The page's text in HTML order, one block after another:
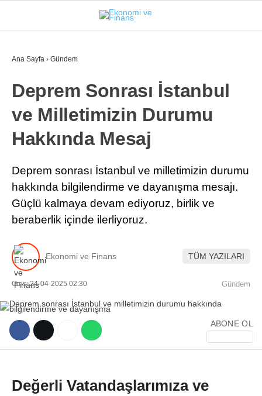
İSTANBUL
GÜNDEM
EKONOMI
FINANS
BORSA
KRIPTO
SEKTÖRLER
OTOMOBIL
Ana Sayfa › Gündem
Deprem Sonrası İstanbul
ve Milletimizin Durumu
Hakkında Mesaj
Deprem sonrası İstanbul ve milletimizin durumu
hakkında bilgilendirme ve dayanışma mesajı.
Güçlü kalmaya devam ediyoruz, birlik ve
beraberlik içinde ilerliyoruz.
Ekonomi ve Finans TÜM YAZILARI
Giriş: 24-04-2025 02:30 Gündem
ABONE OL
Değerli Vatandaşlarımıza ve